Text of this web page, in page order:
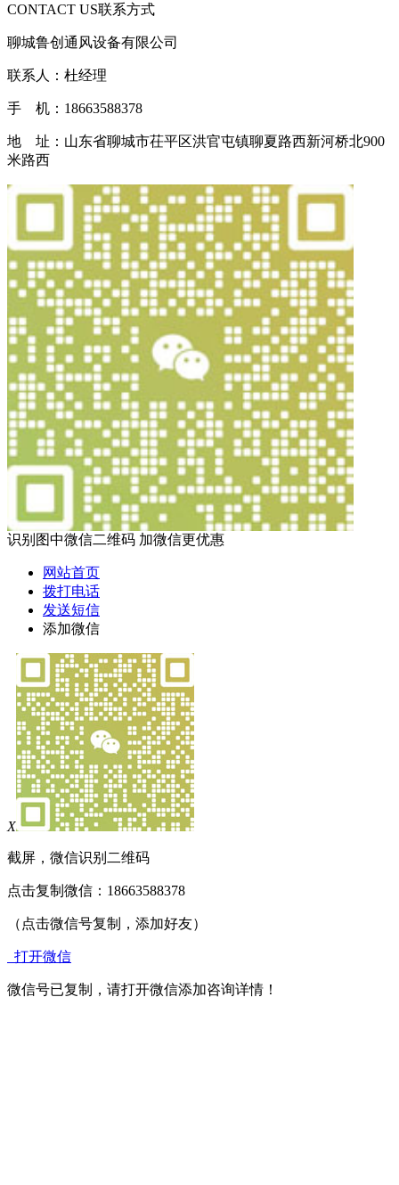
CONTACT US联系方式
聊城鲁创通风设备有限公司
联系人：杜经理
手 机：18663588378
地 址：山东省聊城市茌平区洪官屯镇聊夏路西新河桥北900
米路西
识别图中微信二维码 加微信更优惠
网站首页
拨打电话
发送短信
添加微信
X
截屏，微信识别二维码
点击复制微信：18663588378
（点击微信号复制，添加好友）
打开微信
微信号已复制，请打开微信添加咨询详情！